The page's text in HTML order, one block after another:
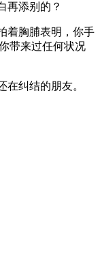
再添别的？
着胸脯表明，你手
带来过任何状况
纠结的朋友。